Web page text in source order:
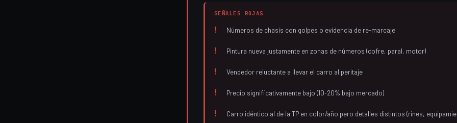
SEÑALES ROJAS
Números de chasis con golpes o evidencia de re-marcaje
Pintura nueva justamente en zonas de números (cofre, paral, motor)
Vendedor reluctante a llevar el carro al peritaje
Precio significativamente bajo (10-20% bajo mercado)
Carro idéntico al de la TP en color/año pero detalles distintos (rines,